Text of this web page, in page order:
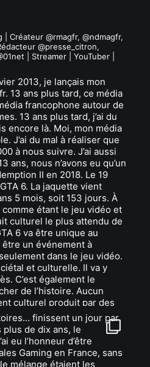
| Créateur @rmagfr, @ndmagfr,
@presse_citron,
| Streamer | YouTuber |